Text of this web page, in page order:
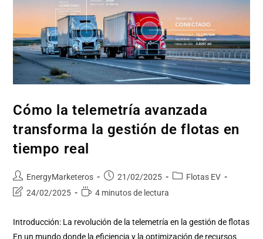
Cómo la telemetría avanzada
transforma la gestión de flotas en
tiempo real
EnergyMarketeros 21/02/2025
Flotas EV
24/02/2025
4 minutos de lectura
Introducción: La revolución de la telemetría en la gestión de flotas
En un mundo donde la eficiencia y la optimización de recursos